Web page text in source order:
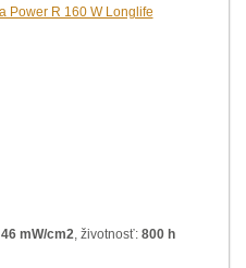
46 mW/cm2, životnosť: 800 h